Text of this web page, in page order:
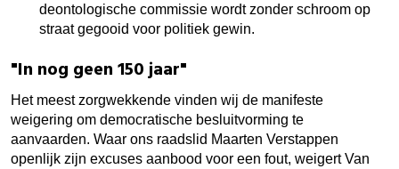
deontologische commissie wordt zonder schroom op
straat gegooid voor politiek gewin.
"In nog geen 150 jaar"
Het meest zorgwekkende vinden wij de manifeste
weigering om democratische besluitvorming te
aanvaarden. Waar ons raadslid Maarten Verstappen
openlijk zijn excuses aanbood voor een fout, weigert Van